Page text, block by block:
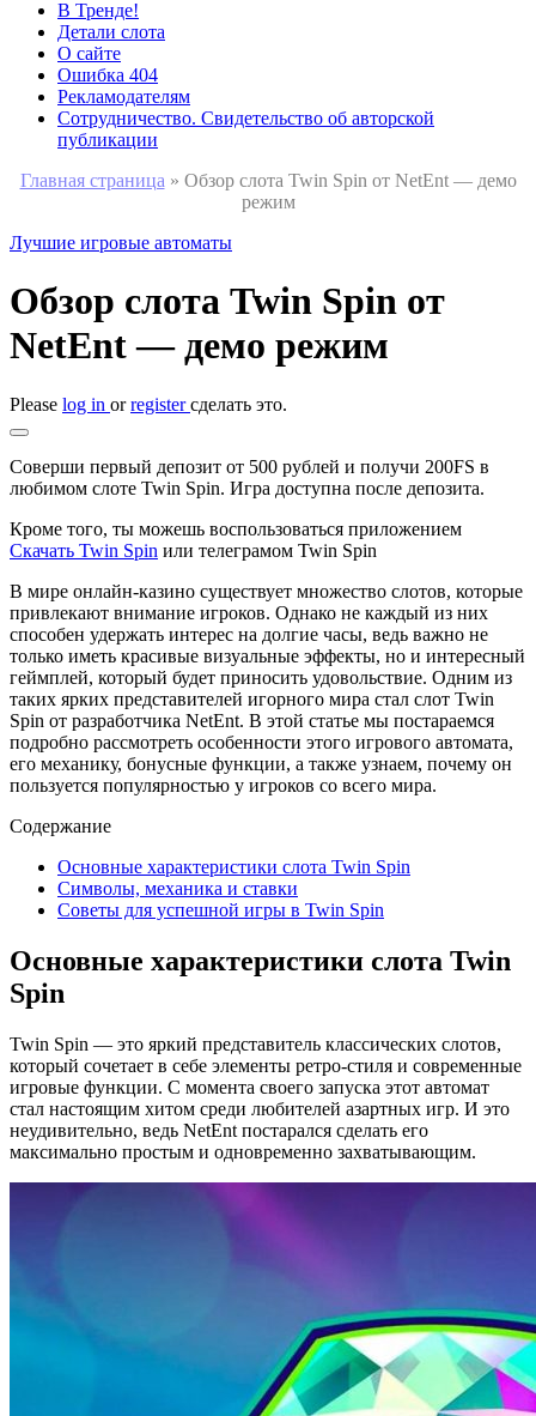
В Тренде!
Детали слота
О сайте
Ошибка 404
Рекламодателям
Сотрудничество. Свидетельство об авторской
публикации
Главная страница » Обзор слота Twin Spin от NetEnt — демо
режим
Лучшие игровые автоматы
Обзор слота Twin Spin от
NetEnt — демо режим
Please log in orregisterсделать это.
Соверши первый депозит от 500 рублей и получи 200FS в
любимом слоте Twin Spin. Игра доступна после депозита.
Кроме того, ты можешь воспользоваться приложением
Скачать Twin Spin или телеграмом Twin Spin
В мире онлайн-казино существует множество слотов, которые
привлекают внимание игроков. Однако не каждый из них
способен удержать интерес на долгие часы, ведь важно не
только иметь красивые визуальные эффекты, но и интересный
геймплей, который будет приносить удовольствие. Одним из
таких ярких представителей игорного мира стал слот Twin
Spin от разработчика NetEnt. В этой статье мы постараемся
подробно рассмотреть особенности этого игрового автомата,
его механику, бонусные функции, а также узнаем, почему он
пользуется популярностью у игроков со всего мира.
Содержание
Основные характеристики слота Twin Spin
Символы, механика и ставки
Советы для успешной игры в Twin Spin
Основные характеристики слота Twin
Spin
Twin Spin — это яркий представитель классических слотов,
который сочетает в себе элементы ретро-стиля и современные
игровые функции. С момента своего запуска этот автомат
стал настоящим хитом среди любителей азартных игр. И это
неудивительно, ведь NetEnt постарался сделать его
максимально простым и одновременно захватывающим.